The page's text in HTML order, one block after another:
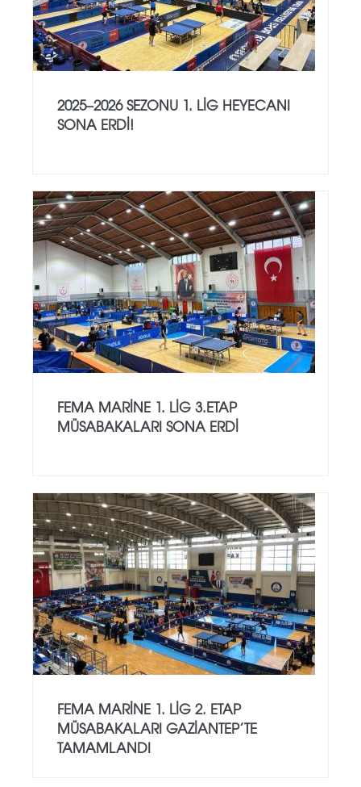
2025–2026 SEZONU 1. LIG HEYECANI
SONA ERDI!
FEMA MARİNE 1. LİG 3.ETAP
MÜSABAKALARI SONA ERDİ
FEMA MARINE 1. LIG 2. ETAP
MÜSABAKALARI GAZIANTEP’TE
TAMAMLANDI